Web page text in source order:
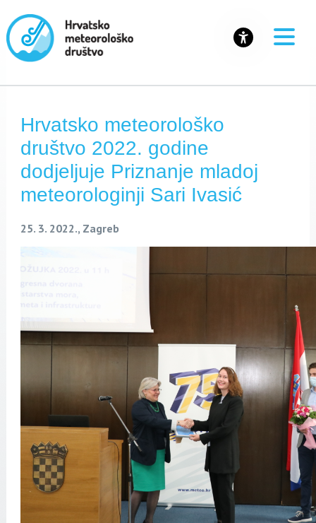
Hrvatsko meteorološko
društvo 2022. godine
dodjeljuje Priznanje mladoj
meteorologinji Sari Ivasić
25. 3. 2022., Zagreb